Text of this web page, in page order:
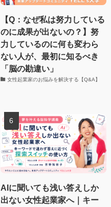
【Q：なぜ私は努力している
のに成果が出ないの？】努
力しているのに何も変わら
ない人が、最初に知るべき
「脳の勘違い」
女性起業家のお悩みを解決する【Q&A】
AIに聞いても浅い答えしか
出ない女性起業家へ｜キー